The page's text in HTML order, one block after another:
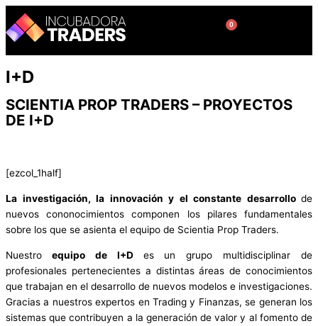
Ir
contenido
0
Cart
I+D
SCIENTIA PROP TRADERS – PROYECTOS
DE I+D
[ezcol_1half]
La investigación, la innovación y el constante desarrollo de
nuevos cononocimientos componen los pilares fundamentales
sobre los que se asienta el equipo de Scientia Prop Traders.
Nuestro equipo de I+D es un grupo multidisciplinar de
profesionales pertenecientes a distintas áreas de conocimientos
que trabajan en el desarrollo de nuevos modelos e investigaciones.
Gracias a nuestros expertos en Trading y Finanzas, se generan los
sistemas que contribuyen a la generación de valor y al fomento de